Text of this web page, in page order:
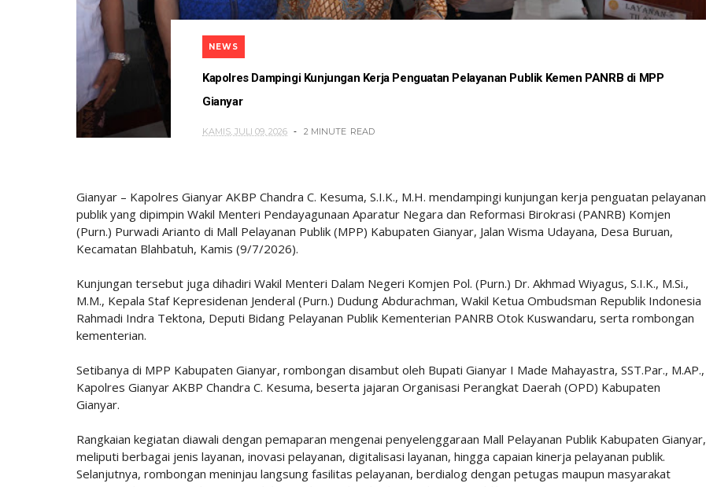
NEWS
Kapolres Dampingi Kunjungan Kerja Penguatan Pelayanan Publik Kemen PANRB di MPP
Gianyar
KAMIS, JULI 09, 2026 2 MINUTE READ
Gianyar – Kapolres Gianyar AKBP Chandra C. Kesuma, S.I.K., M.H. mendampingi kunjungan kerja penguatan pelayanan
publik yang dipimpin Wakil Menteri Pendayagunaan Aparatur Negara dan Reformasi Birokrasi (PANRB) Komjen
(Purn.) Purwadi Arianto di Mall Pelayanan Publik (MPP) Kabupaten Gianyar, Jalan Wisma Udayana, Desa Buruan,
Kecamatan Blahbatuh, Kamis (9/7/2026).
Kunjungan tersebut juga dihadiri Wakil Menteri Dalam Negeri Komjen Pol. (Purn.) Dr. Akhmad Wiyagus, S.I.K., M.Si.,
M.M., Kepala Staf Kepresidenan Jenderal (Purn.) Dudung Abdurachman, Wakil Ketua Ombudsman Republik Indonesia
Rahmadi Indra Tektona, Deputi Bidang Pelayanan Publik Kementerian PANRB Otok Kuswandaru, serta rombongan
kementerian.
Setibanya di MPP Kabupaten Gianyar, rombongan disambut oleh Bupati Gianyar I Made Mahayastra, SST.Par., M.AP.,
Kapolres Gianyar AKBP Chandra C. Kesuma, beserta jajaran Organisasi Perangkat Daerah (OPD) Kabupaten
Gianyar.
Rangkaian kegiatan diawali dengan pemaparan mengenai penyelenggaraan Mall Pelayanan Publik Kabupaten Gianyar,
meliputi berbagai jenis layanan, inovasi pelayanan, digitalisasi layanan, hingga capaian kinerja pelayanan publik.
Selanjutnya, rombongan meninjau langsung fasilitas pelayanan, berdialog dengan petugas maupun masyarakat